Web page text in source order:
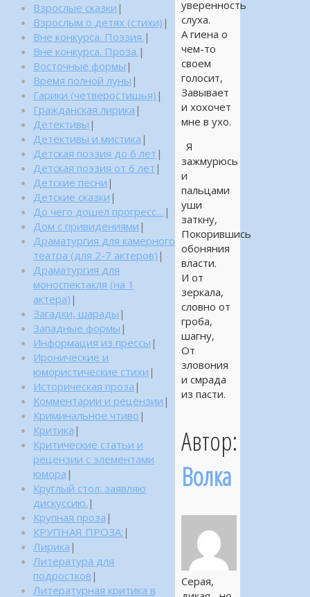
уверенность
слуха.
А гиена о
чем-то
своем
голосит,
Завывает
и хохочет
мне в ухо.
Я
зажмурюсь
и
пальцами
уши
заткну,
Покорившись
обоняния
власти.
И от
зеркала,
словно от
гроба,
шагну,
От
зловония
и смрада
из пасти.
Автор:
Волка
Серая,
Взрослые сказки |
Взрослым о детях (стихи) |
Вне конкурса. Поэзия. |
Вне конкурса. Проза. |
Восточные формы |
Время полной луны |
Гарики (четверостишья) |
Гражданская лирика |
Детективы |
Детективы и мистика |
Детская поэзия до 6 лет |
Детская поэзия от 6 лет |
Детские песни |
Детские сказки |
До чего дошел прогресс… |
Дом с привидениями |
Драматургия для камерного
театра (для 2-7 актеров) |
Драматургия для
моноспектакля (на 1
актера) |
Загадки, шарады |
Западные формы |
Информация из прессы |
Иронические и
юмористические стихи |
Историческая проза |
Комментарии и рецензии |
Криминальное чтиво |
Критика |
Критические статьи и
рецензии с элементами
юмора |
Круглый стол: заявляю
дискуссию. |
Крупная проза |
КРУПНАЯ ПРОЗА: |
Лирика |
Литература для
подростков |
Литературная критика в